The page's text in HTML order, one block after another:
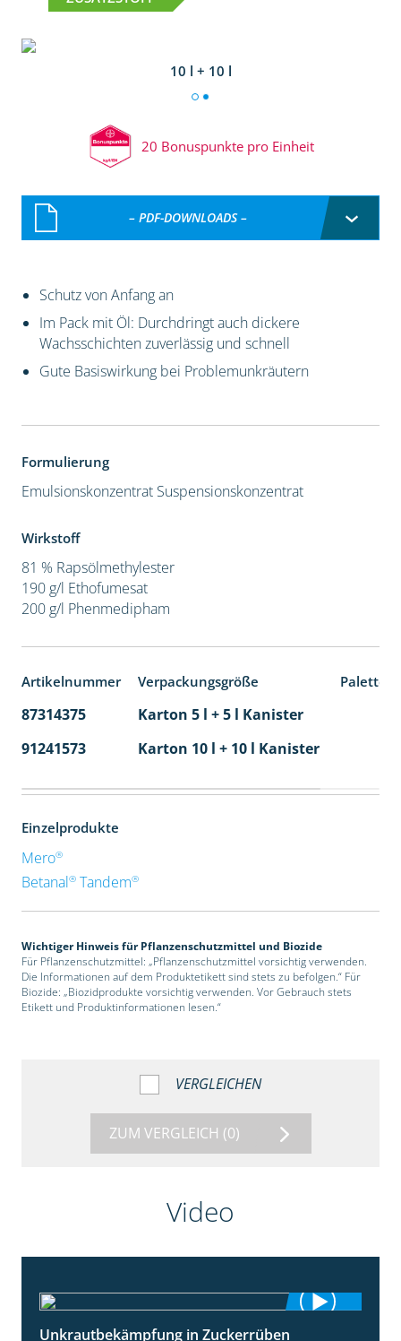
10 l + 10 l
20 Bonuspunkte pro Einheit
– PDF-DOWNLOADS –
Schutz von Anfang an
Im Pack mit Öl: Durchdringt auch dickere
Wachsschichten zuverlässig und schnell
Gute Basiswirkung bei Problemunkräutern
Formulierung
Emulsionskonzentrat Suspensionskonzentrat
Wirkstoff
81 % Rapsölmethylester
190 g/l Ethofumesat
200 g/l Phenmedipham
Artikelnummer Verpackungsgröße
87314375 Karton 5 l + 5 l Kanister
91241573
Karton 10 l + 10 l Kanister
Einzelprodukte
Mero®
Betanal®Tandem®
Wichtiger Hinweis für Pflanzenschutzmittel und Biozide
Für Pflanzenschutzmittel: „Pflanzenschutzmittel vorsichtig verwenden.
Die Informationen auf dem Produktetikett sind stets zu befolgen.“ Für
Biozide: „Biozidprodukte vorsichtig verwenden. Vor Gebrauch stets
Etikett und Produktinformationen lesen.“
VERGLEICHEN
ZUM VERGLEICH (0)
Video
Unkrautbekämpfung in Zuckerrüben